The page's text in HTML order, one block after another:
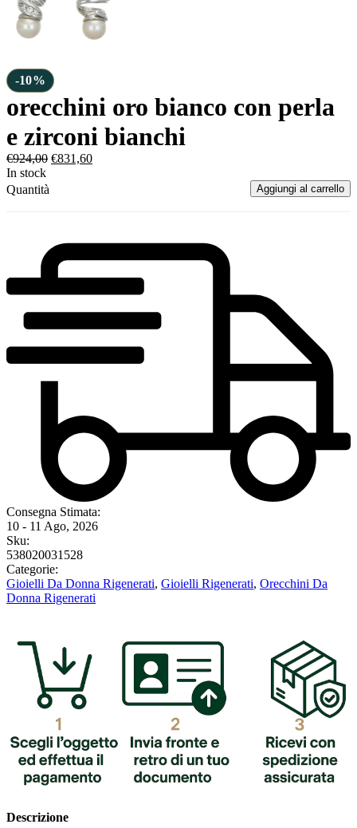
-10%
orecchini oro bianco con perla
e zirconi bianchi
€924,00 €831,60
In stock
Quantità
Aggiungi al carrello
Consegna Stimata:
10 - 11 Ago, 2026
Sku:
538020031528
Categorie:
Gioielli Da Donna Rigenerati, Gioielli Rigenerati, Orecchini Da
Donna Rigenerati
Descrizione